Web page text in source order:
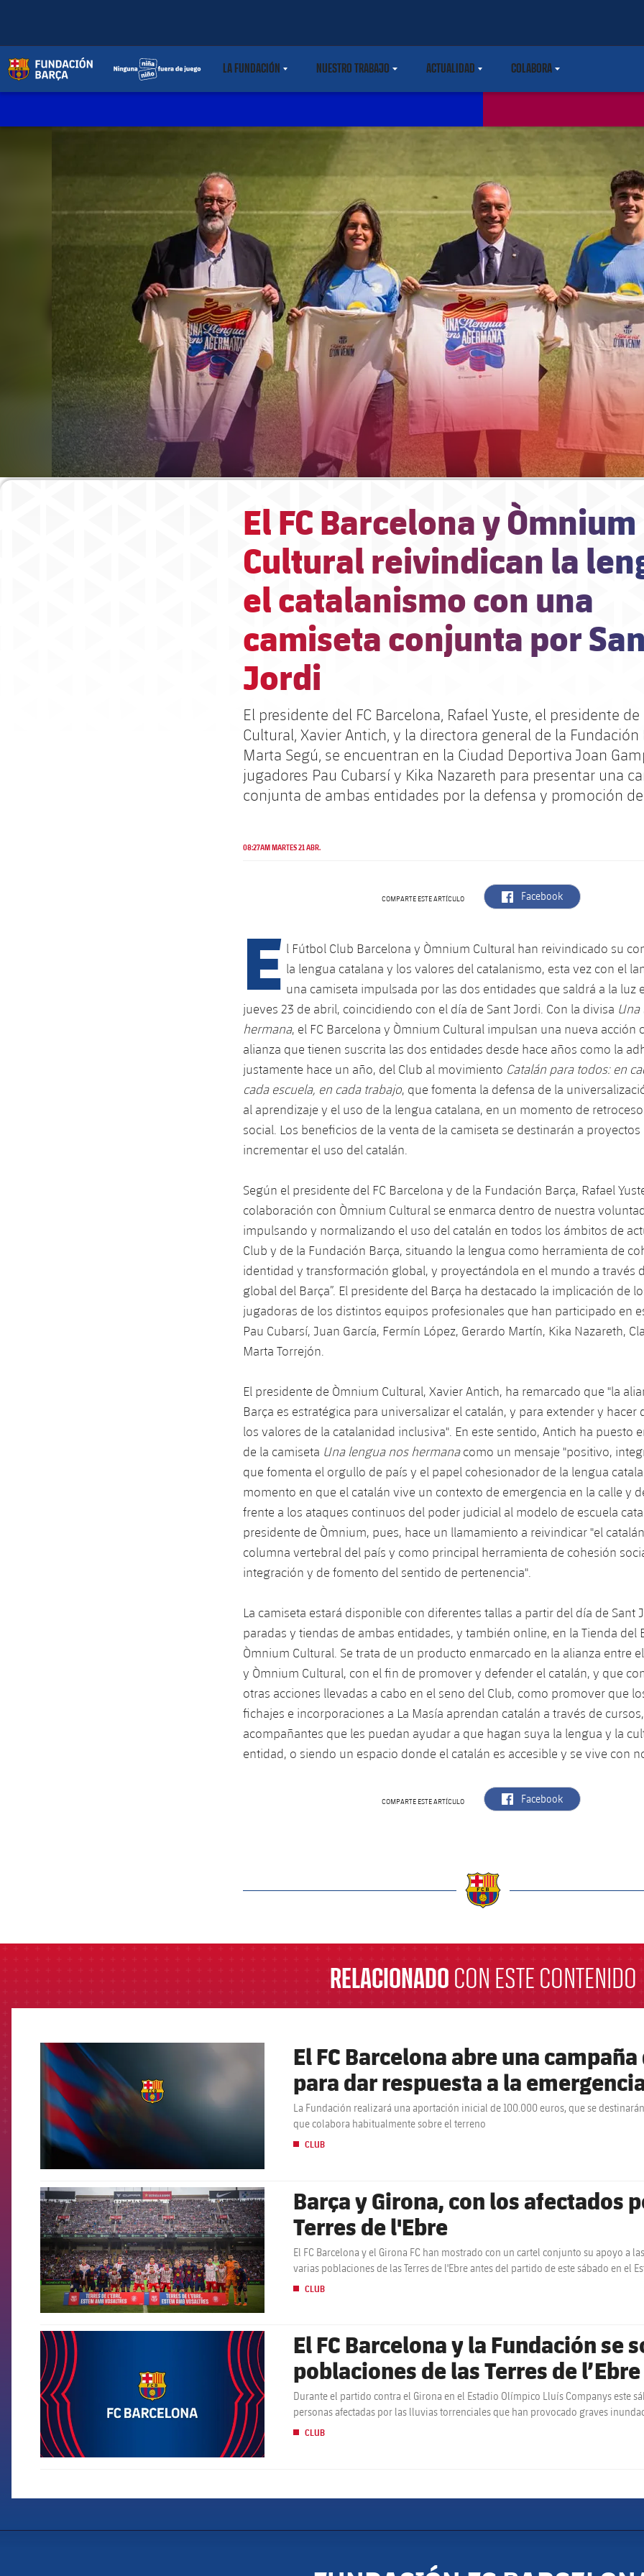
LA FUNDACIÓNLABEL.SHARE.CARETDOWN
NUESTRO TRABAJOLABEL.SHARE.CARETDOWN
ACTUALIDADLABEL.SHARE.CARETDOWN
COLABORALABEL.SHARE.CARETDOWN
El FC Barcelona y Òmnium
Cultural reivindican la
el catalanismo con una
camiseta conjunta por
Jordi
El presidente del FC Barcelona, ​​Rafael Yuste, el presidente
Cultural, Xavier Antich, y la directora general de la Fundación
Marta Segú, se encuentran en la Ciudad Deportiva Joan
jugadores Pau Cubarsí y Kika Nazareth para presentar una
conjunta de ambas entidades por la defensa y promoción
08:27AM MARTES 21 ABR.
COMPARTE ESTE ARTÍCULO label.aria.facebook
Facebook
E l Fútbol Club Barcelona y Òmnium Cultural han reivindicado su
la lengua catalana y los valores del catalanismo, esta vez con el
una camiseta impulsada por las dos entidades que saldrá a la luz
jueves 23 de abril, coincidiendo con el día de Sant Jordi. Con la divisa Una
hermana, el FC Barcelona y Òmnium Cultural impulsan una nueva acción
alianza que tienen suscrita las dos entidades desde hace años como la
justamente hace un año, del Club al movimiento Catalán para todos: en
cada escuela, en cada trabajo, que fomenta la defensa de la
al aprendizaje y el uso de la lengua catalana, en un momento de
social. Los beneficios de la venta de la camiseta se destinarán a proyectos
incrementar el uso del catalán.
Según el presidente del FC Barcelona y de la Fundación Barça, Rafael
colaboración con Òmnium Cultural se enmarca dentro de nuestra
impulsando y normalizando el uso del catalán en todos los ámbitos de
Club y de la Fundación Barça, situando la lengua como herramienta de
identidad y transformación global, y proyectándola en el mundo a través
global del Barça”. El presidente del Barça ha destacado la implicación de
jugadoras de los distintos equipos profesionales que han participado en
Pau Cubarsí, Juan García, Fermín López, Gerardo Martín, Kika Nazareth,
Marta Torrejón.
El presidente de Òmnium Cultural, Xavier Antich, ha remarcado que "la
Barça es estratégica para universalizar el catalán, y para extender y hacer
los valores de la catalanidad inclusiva". En este sentido, Antich ha puesto
de la camiseta Una lengua nos hermanacomo un mensaje "positivo,
que fomenta el orgullo de país y el papel cohesionador de la lengua
momento en que el catalán vive un contexto de emergencia en la calle y
frente a los ataques continuos del poder judicial al modelo de escuela
presidente de Òmnium, pues, hace un llamamiento a reivindicar "el
columna vertebral del país y como principal herramienta de cohesión
integración y de fomento del sentido de pertenencia".
La camiseta estará disponible con diferentes tallas a partir del día de Sant
paradas y tiendas de ambas entidades, y también online, en la Tienda del
Òmnium Cultural. Se trata de un producto enmarcado en la alianza entre
y Òmnium Cultural, con el fin de promover y defender el catalán, y que
otras acciones llevadas a cabo en el seno del Club, como promover que
fichajes e incorporaciones a La Masía aprendan catalán a través de
acompañantes que les puedan ayudar a que hagan suya la lengua y la
entidad, o siendo un espacio donde el catalán es accesible y se vive con
COMPARTE ESTE ARTÍCULO label.aria.facebook
Facebook
RELACIONADO CON ESTE CONTENIDO
FCB Barcelona badge
El FC Barcelona abre una
para dar respuesta a la
La Fundación realizará una aportación inicial de 100.000 euros, que se
que colabora habitualmente sobre el terreno
CLUB
FCB Barcelona badge
Barça y Girona, con los afectados
Terres de l'Ebre
El FC Barcelona y el Girona FC han mostrado con un cartel conjunto su apoyo a
varias poblaciones de las Terres de l'Ebre antes del partido de este sábado en el
CLUB
FCB Barcelona badge
El FC Barcelona y la Fundación se
poblaciones de las Terres de
Alice
Durante el partido contra el Girona en el Estadio Olímpico Lluís Companys este
personas afectadas por las lluvias torrenciales que han provocado graves
causado numerosos daños materiales.
CLUB